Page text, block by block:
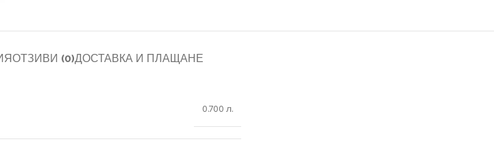
ОТЗИВИ (0)ДОСТАВКА И ПЛАЩАНЕ
0.700 л.